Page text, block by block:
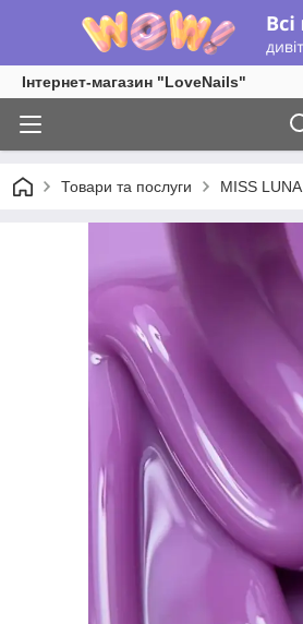
Інтернет-магазин "LoveNails"
Товари та послуги MISS LUNA